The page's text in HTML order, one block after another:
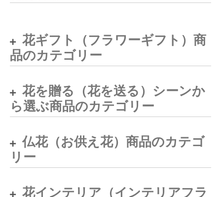
花ギフト（フラワーギフト）商
品のカテゴリー
花を贈る（花を送る）シーンか
ら選ぶ商品のカテゴリー
仏花（お供え花）商品のカテゴ
リー
花インテリア（インテリアフラ